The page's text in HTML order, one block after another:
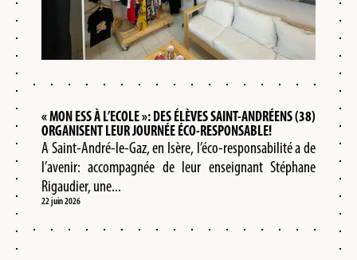
« MON ESS À L’ECOLE »: DES ÉLÈVES SAINT-ANDRÉENS (38)
ORGANISENT LEUR JOURNÉE ÉCO-RESPONSABLE!
A Saint-André-le-Gaz, en Isère, l’éco-responsabilité a de
l’avenir: accompagnée de leur enseignant Stéphane
Rigaudier, une...
22 juin 2026